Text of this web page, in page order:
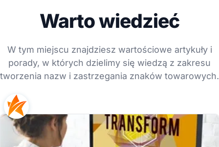
Warto wiedzieć
W tym miejscu znajdziesz wartościowe artykuły i
porady, w których dzielimy się wiedzą z zakresu
tworzenia nazw i zastrzegania znaków towarowych.